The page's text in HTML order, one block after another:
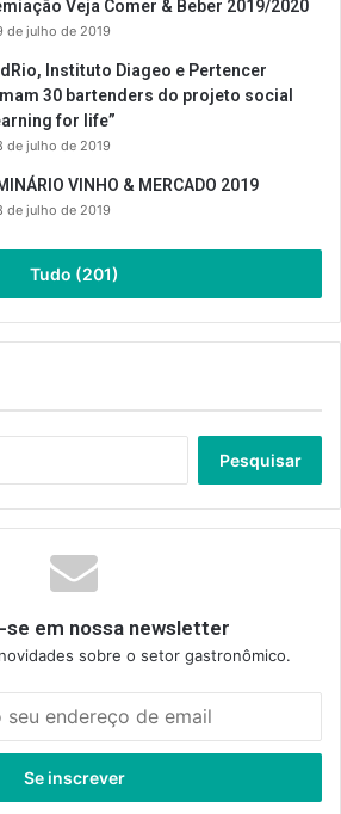
Veja Comer & Beber 2019/2020
de julho de 2019
Instituto Diageo e Pertencer
30 bartenders do projeto social
for life”
de julho de 2019
VINHO & MERCADO 2019
de julho de 2019
Tudo (201)
se em nossa newsletter
sobre o setor gastronômico.